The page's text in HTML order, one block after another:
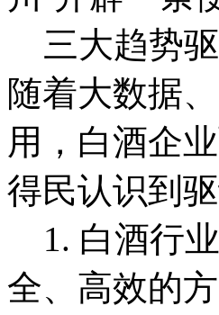
三大趋势驱
随着大数据
用，白酒企
得民认识到
1. 白酒行
全、高效的